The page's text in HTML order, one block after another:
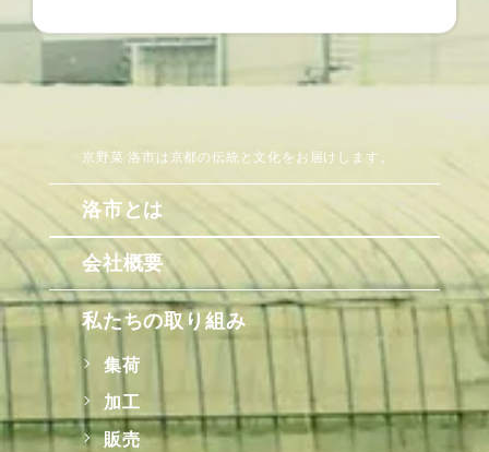
京野菜 洛市は京都の伝統と文化をお届けします。
洛市とは
会社概要
私たちの取り組み
集荷
加工
販売